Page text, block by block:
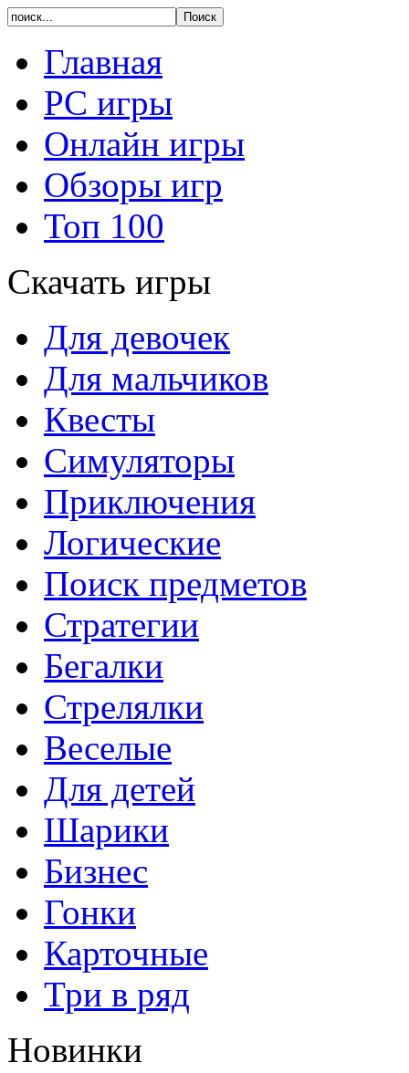
Главная
PC игры
Онлайн игры
Обзоры игр
Топ 100
Скачать игры
Для девочек
Для мальчиков
Квесты
Симуляторы
Приключения
Логические
Поиск предметов
Стратегии
Бегалки
Стрелялки
Веселые
Для детей
Шарики
Бизнес
Гонки
Карточные
Три в ряд
Новинки